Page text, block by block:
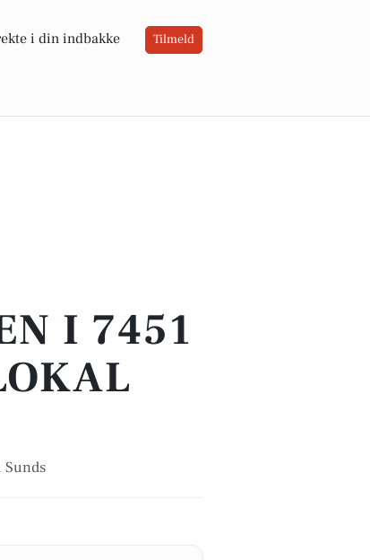
i din indbakke Tilmeld
I 7451